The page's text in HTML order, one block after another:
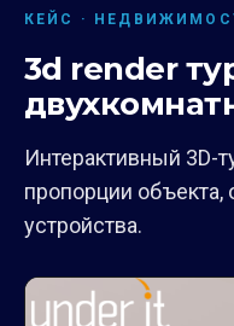
КЕЙС ·
3d render
Интерактивный 3D-
пропорции объекта,
устройства.